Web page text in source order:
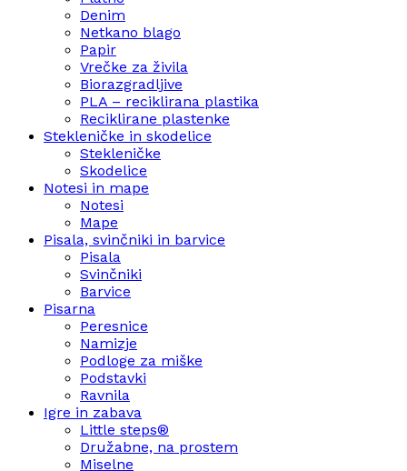
Denim
Netkano blago
Papir
Vrečke za živila
Biorazgradljive
PLA – reciklirana plastika
Reciklirane plastenke
Stekleničke in skodelice
Stekleničke
Skodelice
Notesi in mape
Notesi
Mape
Pisala, svinčniki in barvice
Pisala
Svinčniki
Barvice
Pisarna
Peresnice
Namizje
Podloge za miške
Podstavki
Ravnila
Igre in zabava
Little steps®
Družabne, na prostem
Miselne